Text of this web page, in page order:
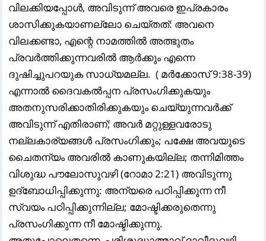
വിലക്കിയപ്പോൾ, അവിടുന്ന് അവരെ ഇപ്രകാരം
ശാസിക്കുകയാണല്ലോ ചെയ്തത്‌: അവനെ
വിലക്കണ്ടാ, എന്റെ നാമത്തിൽ അത്ഭുതം
പ്രവർത്തിക്കുന്നവരിൽ ആർക്കും എന്നെ
ദുഷിച്ചുപറയുക സാധ്യമല്ല. ( മർക്കോസ്‌ 9:38-39)
എന്നാൽ ദൈവകൽപ്പന പ്രസംഗിക്കുകയും
അതനുസരിക്കാതിരിക്കുകയും ചെയ്യുന്നവർക്ക്‌
അവിടുന്ന് എതിരാണ്; അവർ മറ്റുള്ളവരോടു
നല്ലകാര്യങ്ങൾ പ്രസംഗിക്കും; പക്ഷേ അവയുടെ
ചൈതന്യം അവരിൽ കാണുകയില്ല; തന്നിമിത്തം
വിശുദ്ധ പൗലോസുവഴി (റോമാ 2:21) അവിടുന്നു
ഉദ്ബോധിപ്പിക്കുന്നു: അന്യരെ പഠിപ്പിക്കുന്ന നീ
സ്വയം പഠിപ്പിക്കുന്നില്ല; മോഷ്ടിക്കരുതെന്നു
പ്രസംഗിക്കുന്ന നീ മോഷ്ടിക്കുന്നു.